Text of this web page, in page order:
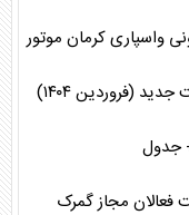
جدول
فعالان مجاز گمرک